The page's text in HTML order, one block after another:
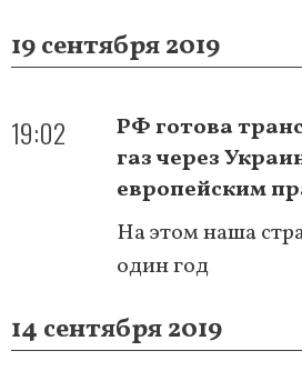
19 сентября 2019
19:02
РФ готова
газ через
европейским
На этом наша
один год
14 сентября 2019